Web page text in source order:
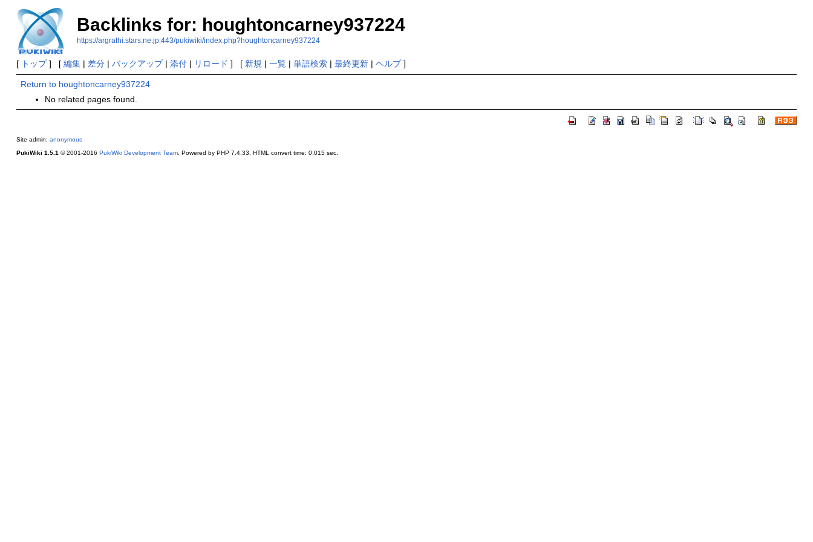
Backlinks for: houghtoncarney937224
https://argrathi.stars.ne.jp:443/pukiwiki/index.php?houghtoncarney937224
[ トップ] [ 編集| 差分| バックアップ| 添付| リロード ] [ 新規 | 一覧| 単語検索| 最終更新| ヘルプ]
Return to houghtoncarney937224
No related pages found.
Site admin: anonymous
PukiWiki 1.5.1 © 2001-2016 PukiWiki Development Team. Powered by PHP 7.4.33. HTML convert time: 0.015 sec.